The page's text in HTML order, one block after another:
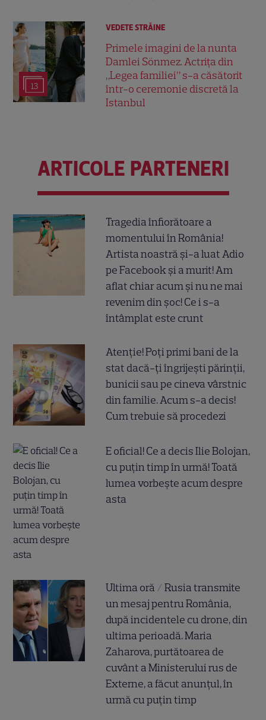
13
VEDETE STRĂINE
Primele imagini de la nunta
Damlei Sönmez. Actrița din
„Legea familiei” s-a căsătorit
într-o ceremonie discretă la
Istanbul
ARTICOLE PARTENERI
Tragedia înfiorătoare a
momentului în România!
Artista noastră și-a luat Adio
pe Facebook și a murit! Am
aflat chiar acum și nu ne mai
revenim din șoc! Ce i s-a
întâmplat este crunt
Atenție! Poți primi bani de la
stat dacă-ți îngrijești părinții,
bunicii sau pe cineva vârstnic
din familie. Acum s-a decis!
Cum trebuie să procedezi
E oficial! Ce a decis Ilie Bolojan,
cu puțin timp în urmă! Toată
lumea vorbește acum despre
asta
Ultima oră / Rusia transmite
un mesaj pentru România,
după incidentele cu drone, din
ultima perioadă. Maria
Zaharova, purtătoarea de
cuvânt a Ministerului rus de
Externe, a făcut anunțul, în
urmă cu puțin timp